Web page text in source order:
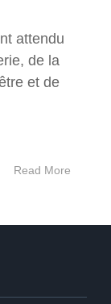
attendu
de la
et de
Read More